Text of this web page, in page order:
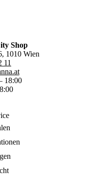
Shop
1010 Wien
11
18:00